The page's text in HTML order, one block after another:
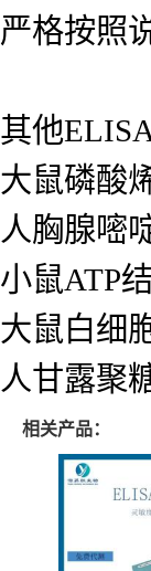
严格按照
其他
大鼠磷酸
人胸腺嘧
小鼠ATP
大鼠白细
人甘露聚
相关产品：